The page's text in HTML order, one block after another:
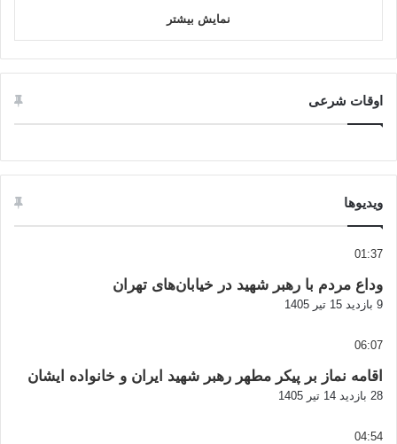
نمایش بیشتر
اوقات شرعی
ویدیوها
01:37
وداع مردم با رهبر شهید در خیابان‌های تهران
9 بازدید 15 تیر 1405
06:07
اقامه نماز بر پیکر مطهر رهبر شهید ایران و خانواده ایشان
28 بازدید 14 تیر 1405
04:54